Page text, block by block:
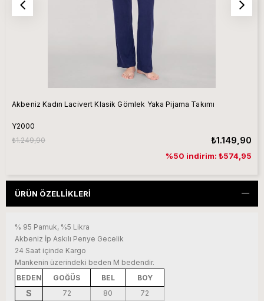
Akbeniz Kadın Lacivert Klasik Gömlek Yaka Pijama Takımı
Y2000
₺1.149,90
₺1.249,90
%50 indirim: ₺574,95
ÜRÜN ÖZELLIKLERI
% 95 Pamuk, %5 Likra
Akbeniz İp Askılı Penye Gecelik
24 Saat içinde Kargo
Mankenin üzerindeki beden M bedendir.
BEDEN
GOĞÜS BEL BOY
S 72 80 72